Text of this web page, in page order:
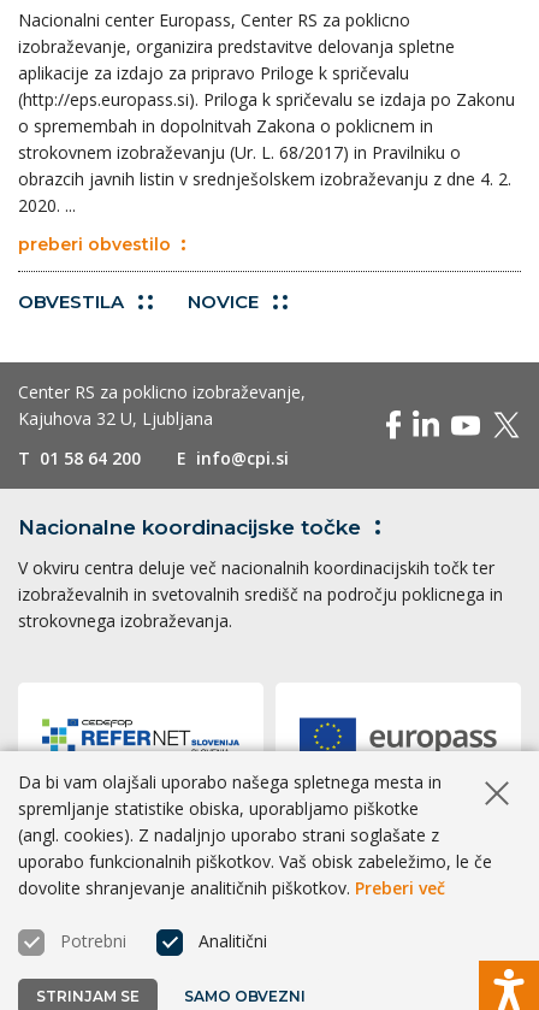
Nacionalni center Europass, Center RS za poklicno
izobraževanje, organizira predstavitve delovanja spletne
aplikacije za izdajo za pripravo Priloge k spričevalu
(http://eps.europass.si). Priloga k spričevalu se izdaja po Zakonu
o spremembah in dopolnitvah Zakona o poklicnem in
strokovnem izobraževanju (Ur. L. 68/2017) in Pravilniku o
obrazcih javnih listin v srednješolskem izobraževanju z dne 4. 2.
2020. ...
preberi obvestilo
OBVESTILA NOVICE
Center RS za poklicno izobraževanje,
Kajuhova 32 U, Ljubljana
T 01 58 64 200 E info@cpi.si
Nacionalne koordinacijske točke
V okviru centra deluje več nacionalnih koordinacijskih točk ter
izobraževalnih in svetovalnih središč na področju poklicnega in
strokovnega izobraževanja.
Dostopnost|Zasebnost|Piškotki
Skrij
Da bi vam olajšali uporabo našega spletnega mesta in
spremljanje statistike obiska, uporabljamo piškotke
(angl. cookies). Z nadaljnjo uporabo strani soglašate z
uporabo funkcionalnih piškotkov. Vaš obisk zabeležimo, le če
dovolite shranjevanje analitičnih piškotkov. Preberi več
Potrebni Analitični
STRINJAM SE SAMO OBVEZNI